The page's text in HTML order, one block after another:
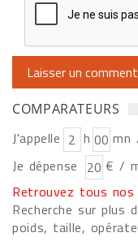
COMPARATEURS
J'appelle h
mn
Je dépense
€ /
Retrouvez tous nos
Recherche sur plus
poids, taille,